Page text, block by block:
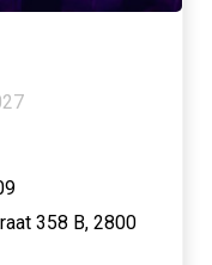
358 B, 2800